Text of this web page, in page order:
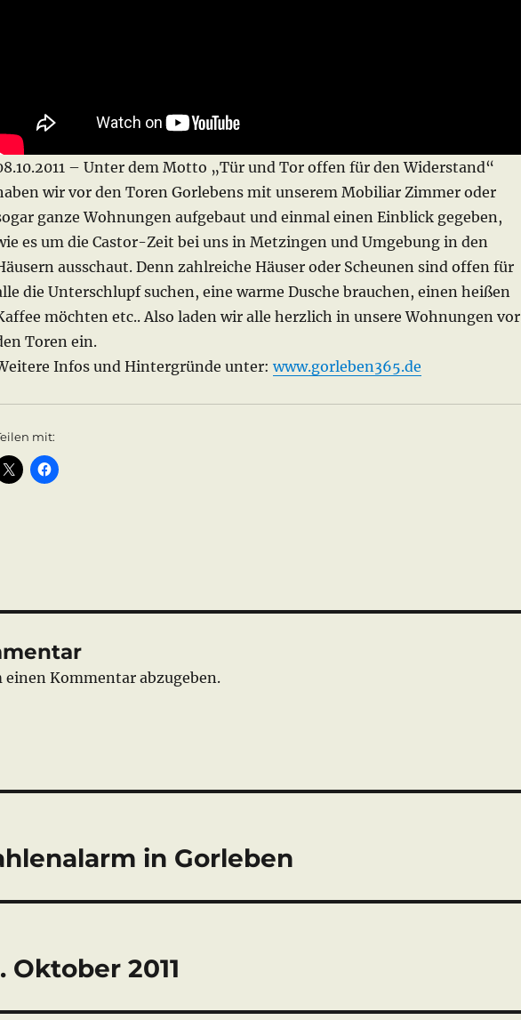
– Unter dem Motto „Tür und Tor offen für den Widerstand“
wir vor den Toren Gorlebens mit unserem Mobiliar Zimmer oder
ganze Wohnungen aufgebaut und einmal einen Einblick gegeben,
es um die Castor-Zeit bei uns in Metzingen und Umgebung in den
ausschaut. Denn zahlreiche Häuser oder Scheunen sind offen für
die Unterschlupf suchen, eine warme Dusche brauchen, einen heißen
möchten etc.. Also laden wir alle herzlich in unsere Wohnungen vor
Toren ein.
Infos und Hintergründe unter: www.gorleben365.de
mit:
einen Kommentar abzugeben.
in Gorleben
Oktober 2011